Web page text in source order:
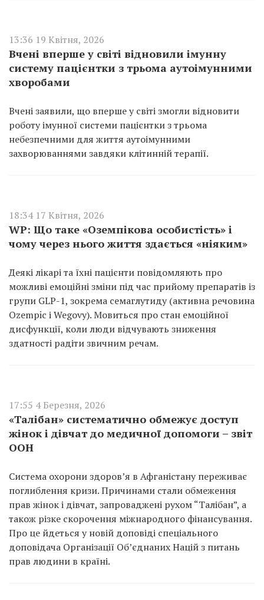
13:36 19 Квітня, 2026
Вчені вперше у світі відновили імунну
систему пацієнтки з трьома аутоімунними
хворобами
Вчені заявили, що вперше у світі змогли відновити
роботу імунної системи пацієнтки з трьома
небезпечними для життя аутоімунними
захворюваннями завдяки клітинній терапії.
18:34 17 Квітня, 2026
WP: Що таке «Оземпікова особистість» і
чому через нього життя здається «ніяким»
Деякі лікарі та їхні пацієнти повідомляють про
можливі емоційні зміни під час прийому препаратів із
групи GLP-1, зокрема семаглутиду (активна речовина
Ozempic і Wegovy). Мовиться про стан емоційної
дисфункції, коли люди відчувають зниження
здатності радіти звичним речам.
17:55 4 Березня, 2026
«Талібан» систематично обмежує доступ
жінок і дівчат до медичної допомоги – звіт
ООН
Система охорони здоров’я в Афганістану переживає
поглиблення кризи. Причинами стали обмеження
прав жінок і дівчат, запроваджені рухом “Талібан”, а
також різке скорочення міжнародного фінансування.
Про це йдеться у новій доповіді спеціального
доповідача Організації Об’єднаних Націй з питань
прав людини в країні.